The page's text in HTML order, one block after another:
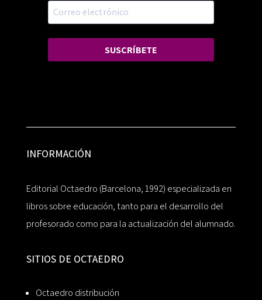
SUSCRÍBETE
INFORMACIÓN
Editorial Octaedro (Barcelona, 1992) especializada en
libros sobre educación, tanto para el desarrollo del
profesorado como para la actualización del alumnado.
SITIOS DE OCTAEDRO
Octaedro distribución